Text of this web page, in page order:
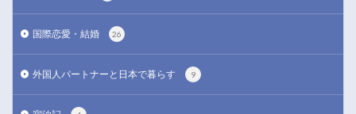
国際恋愛・結婚 26
外国人パートナーと日本で暮らす 9